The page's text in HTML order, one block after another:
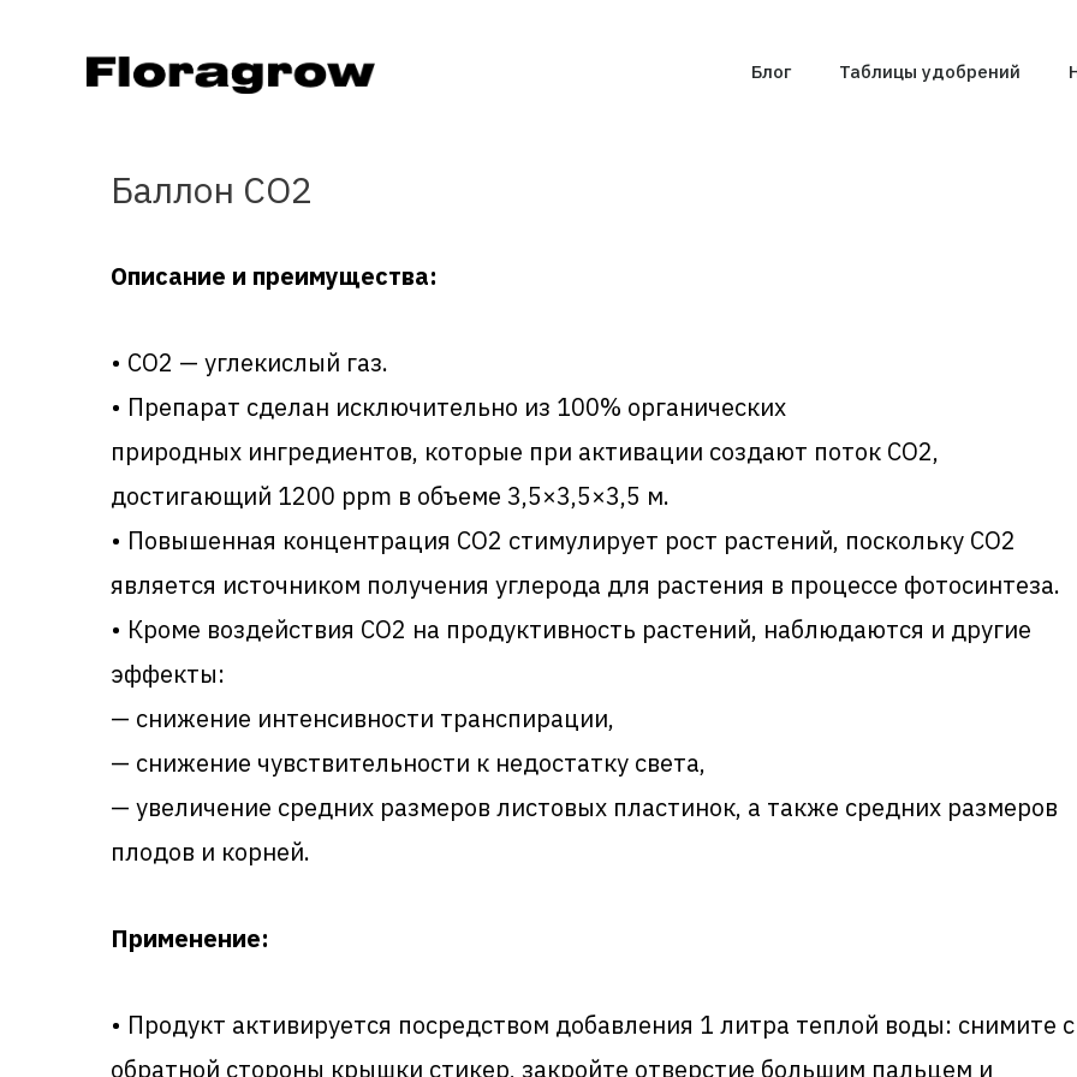
Блог Таблицы удобрений
Баллон CO2
Описание и преимущества:
• СО2 — углекислый газ.
• Препарат сделан исключительно из 100% органических
природных ингредиентов, которые при активации создают поток CО2,
достигающий 1200 ppm в объеме 3,5×3,5×3,5 м.
• Повышенная концентрация СО2 стимулирует рост растений, поскольку СО2
является источником получения углерода для растения в процессе фотосинтеза.
• Кроме воздействия СО2 на продуктивность растений, наблюдаются и другие
эффекты:
— снижение интенсивности транспирации,
— снижение чувствительности к недостатку света,
— увеличение средних размеров листовых пластинок, а также средних размеров
плодов и корней.
Применение:
• Продукт активируется посредством добавления 1 литра теплой воды: снимите с
обратной стороны крышки стикер, закройте отверстие большим пальцем и